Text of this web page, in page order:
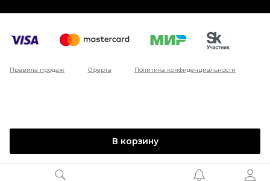
В корзину
Правила продаж Оферта Политика конфиденциальности